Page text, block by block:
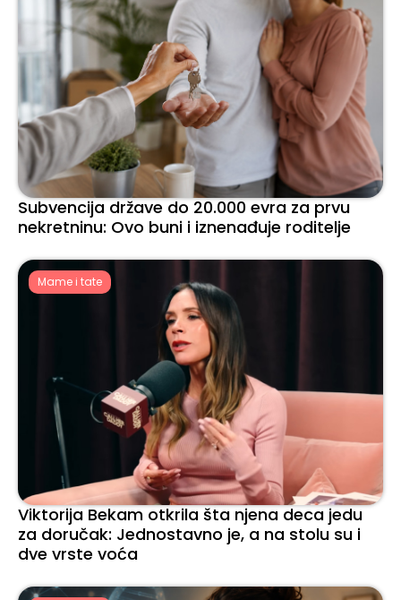
Subvencija države do 20.000 evra za prvu
nekretninu: Ovo buni i iznenađuje roditelje
Mame i tate
Viktorija Bekam otkrila šta njena deca jedu
za doručak: Jednostavno je, a na stolu su i
dve vrste voća